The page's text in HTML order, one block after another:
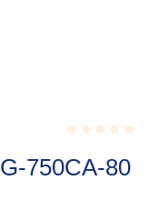
0.001
750CA-80